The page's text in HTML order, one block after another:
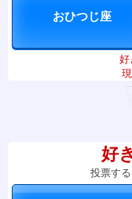
好
好
投票す